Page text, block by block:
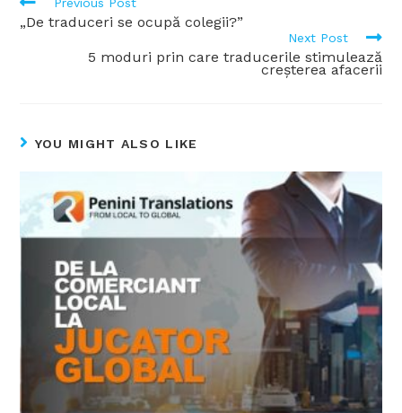
Previous Post
„De traduceri se ocupă colegii?”
Next Post
5 moduri prin care traducerile stimulează
creșterea afacerii
YOU MIGHT ALSO LIKE